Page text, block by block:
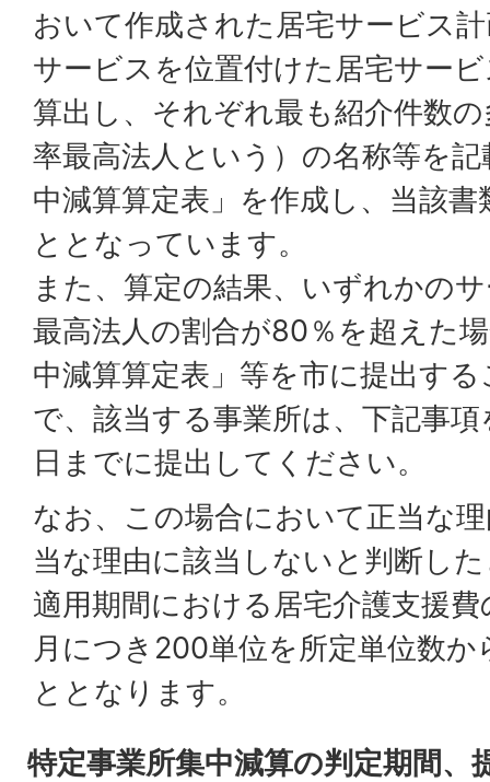
おいて作成された居宅サービス
サービスを位置付けた居宅サー
算出し、それぞれ最も紹介件数
率最高法人という）の名称等を
中減算算定表」を作成し、当該
ととなっています。
また、算定の結果、いずれかの
最高法人の割合が80％を超えた
中減算算定表」等を市に提出す
で、該当する事業所は、下記事
日までに提出してください。
なお、この場合において正当な
当な理由に該当しないと判断し
適用期間における居宅介護支援
月につき200単位を所定単位数
ととなります。
特定事業所集中減算の判定期間、